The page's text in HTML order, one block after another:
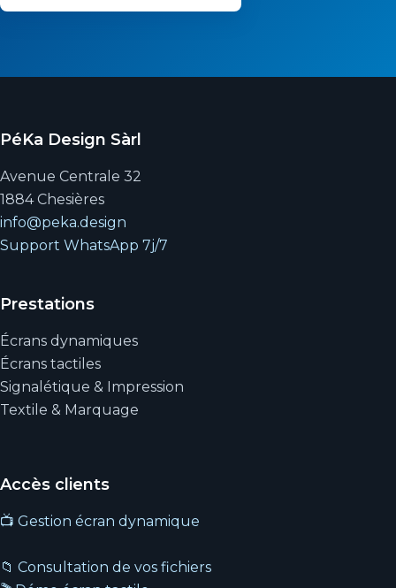
PéKa Design Sàrl
Avenue Centrale 32
1884 Chesières
info@peka.design
Support WhatsApp 7j/7
Prestations
Écrans dynamiques
Écrans tactiles
Signalétique & Impression
Textile & Marquage
Accès clients
📺 Gestion écran dynamique
📁 Consultation de vos fichiers